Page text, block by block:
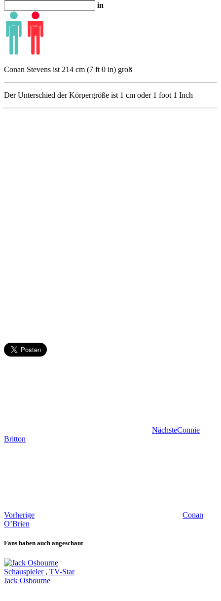
in
Conan Stevens ist 214 cm (7 ft 0 in) groß
Der Unterschied der Körpergröße ist 1 cm oder 1 foot 1 Inch
NächsteConnie
Britton
Vorherige
Conan
O’Brien
Fans haben auch angeschaut
Schauspieler , TV-Star
Jack Osbourne